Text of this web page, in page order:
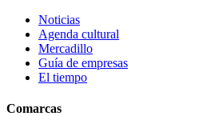
Noticias
Agenda cultural
Mercadillo
Guía de empresas
El tiempo
Comarcas